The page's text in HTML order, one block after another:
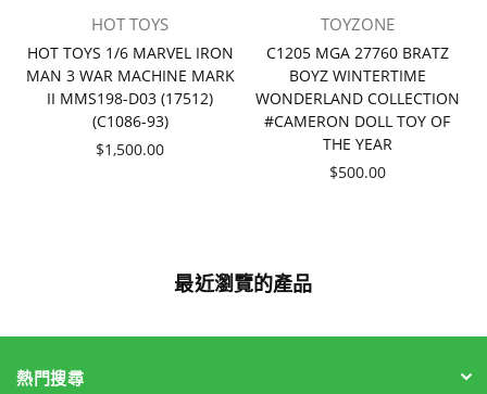
HOT TOYS
HOT TOYS 1/6 MARVEL IRON
MAN 3 WAR MACHINE MARK
II MMS198-D03 (17512)
(C1086-93)
價
$1,500.00
TOYZONE
C1205 MGA 27760 BRATZ
BOYZ WINTERTIME
WONDERLAND COLLECTION
#CAMERON DOLL TOY OF
THE YEAR
價
$500.00
最近瀏覽的產品
熱門搜尋